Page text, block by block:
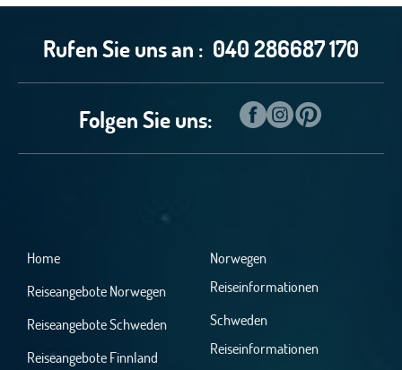
Rufen Sie uns an : 040 286687 170
Folgen Sie uns:
Home
Reiseangebote Norwegen
Reiseangebote Schweden
Reiseangebote Finnland
Norwegen
Reiseinformationen
Schweden
Reiseinformationen